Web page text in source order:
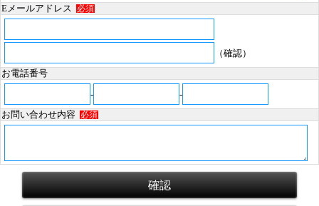
Eメールアドレス 必須
（確認）
お電話番号
-
-
お問い合わせ内容
必須